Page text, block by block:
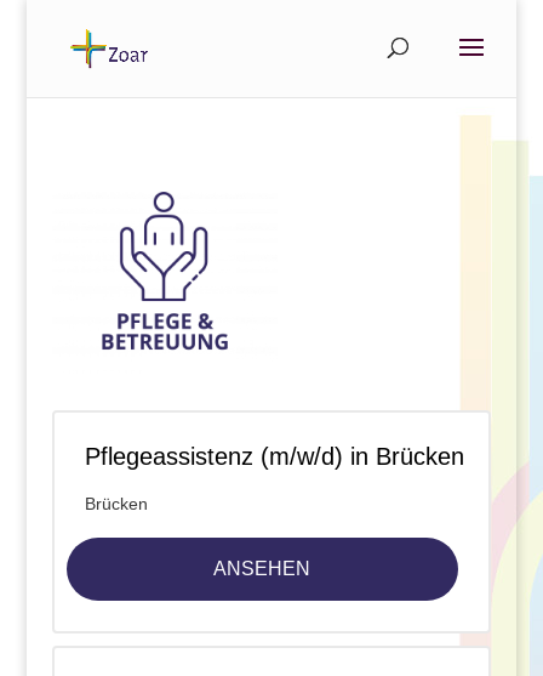
Pflegeassistenz (m/w/d) in Brücken
Brücken
ANSEHEN